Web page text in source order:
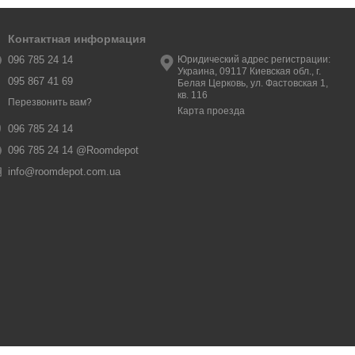
Контактная информация
096 785 24 14
095 867 41 69
Перезвонить вам?
096 785 24 14
096 785 24 14 @Roomdepot
info@roomdepot.com.ua
Юридический адрес регистрации:
Украина, 09117 Киевская обл., г.
Белая Церковь, ул. Фастовская 1,
кв. 116
Карта проезда